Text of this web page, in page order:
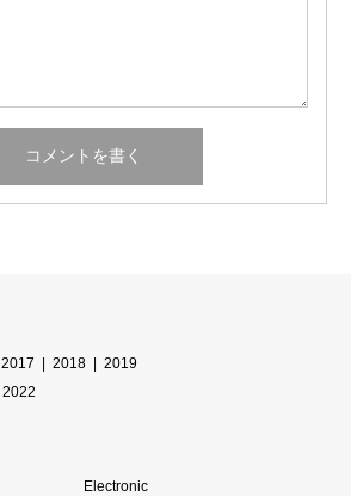
2017 2018
2019
2022
Electronic